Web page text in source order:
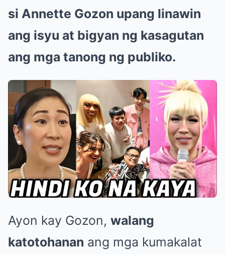
si Annette Gozon upang linawin
ang isyu at bigyan ng kasagutan
ang mga tanong ng publiko.
Ayon kay Gozon, walang
katotohanan ang mga kumakalat